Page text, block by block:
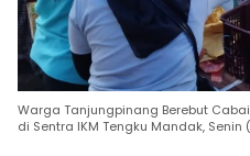
Warga Tanjungpinang Berebut
di Sentra IKM Tengku Mandak, Senin